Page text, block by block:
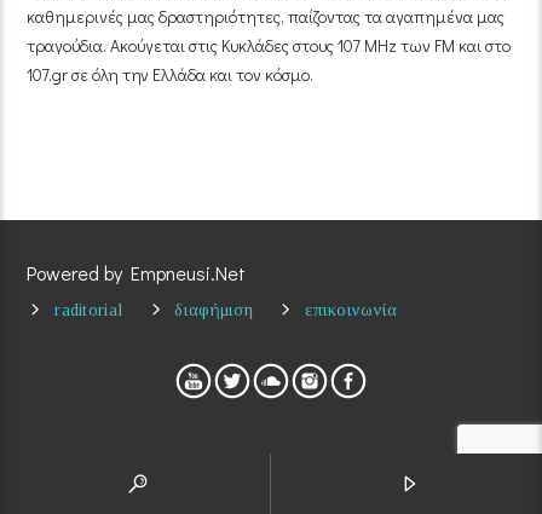
καθημερινές μας δραστηριότητες, παίζοντας τα αγαπημένα μας
τραγούδια. Ακούγεται στις Κυκλάδες στους 107 MHz των FM και στο
107.gr σε όλη την Ελλάδα και τον κόσμο.
Powered by Empneusi.Net
raditorial διαφήμιση επικοινωνία